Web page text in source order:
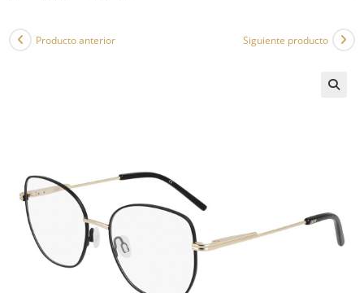
Producto anterior Siguiente producto